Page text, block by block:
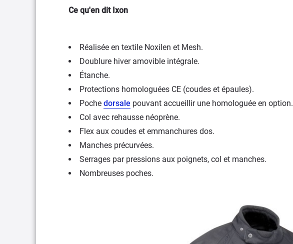
Ce qu'en dit Ixon
Réalisée en textile Noxilen et Mesh.
Doublure hiver amovible intégrale.
Étanche.
Protections homologuées CE (coudes et épaules).
Poche dorsale pouvant accueillir une homologuée en option.
Col avec rehausse néoprène.
Flex aux coudes et emmanchures dos.
Manches précurvées.
Serrages par pressions aux poignets, col et manches.
Nombreuses poches.